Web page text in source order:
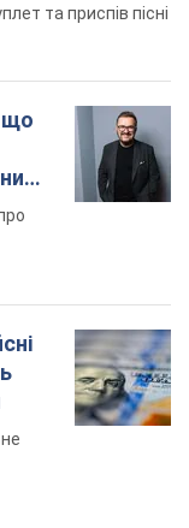
та приспів пісні
що